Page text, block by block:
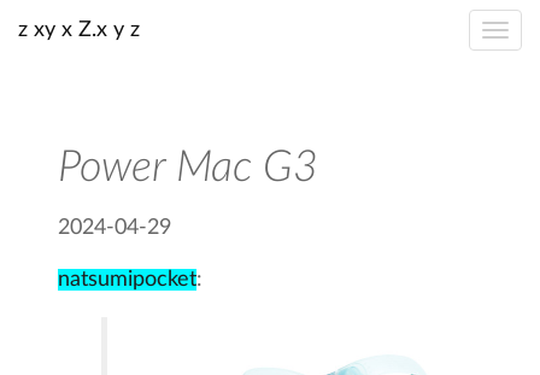
z xy x Z.x y z
Power Mac G3
2024-04-29
natsumipocket: